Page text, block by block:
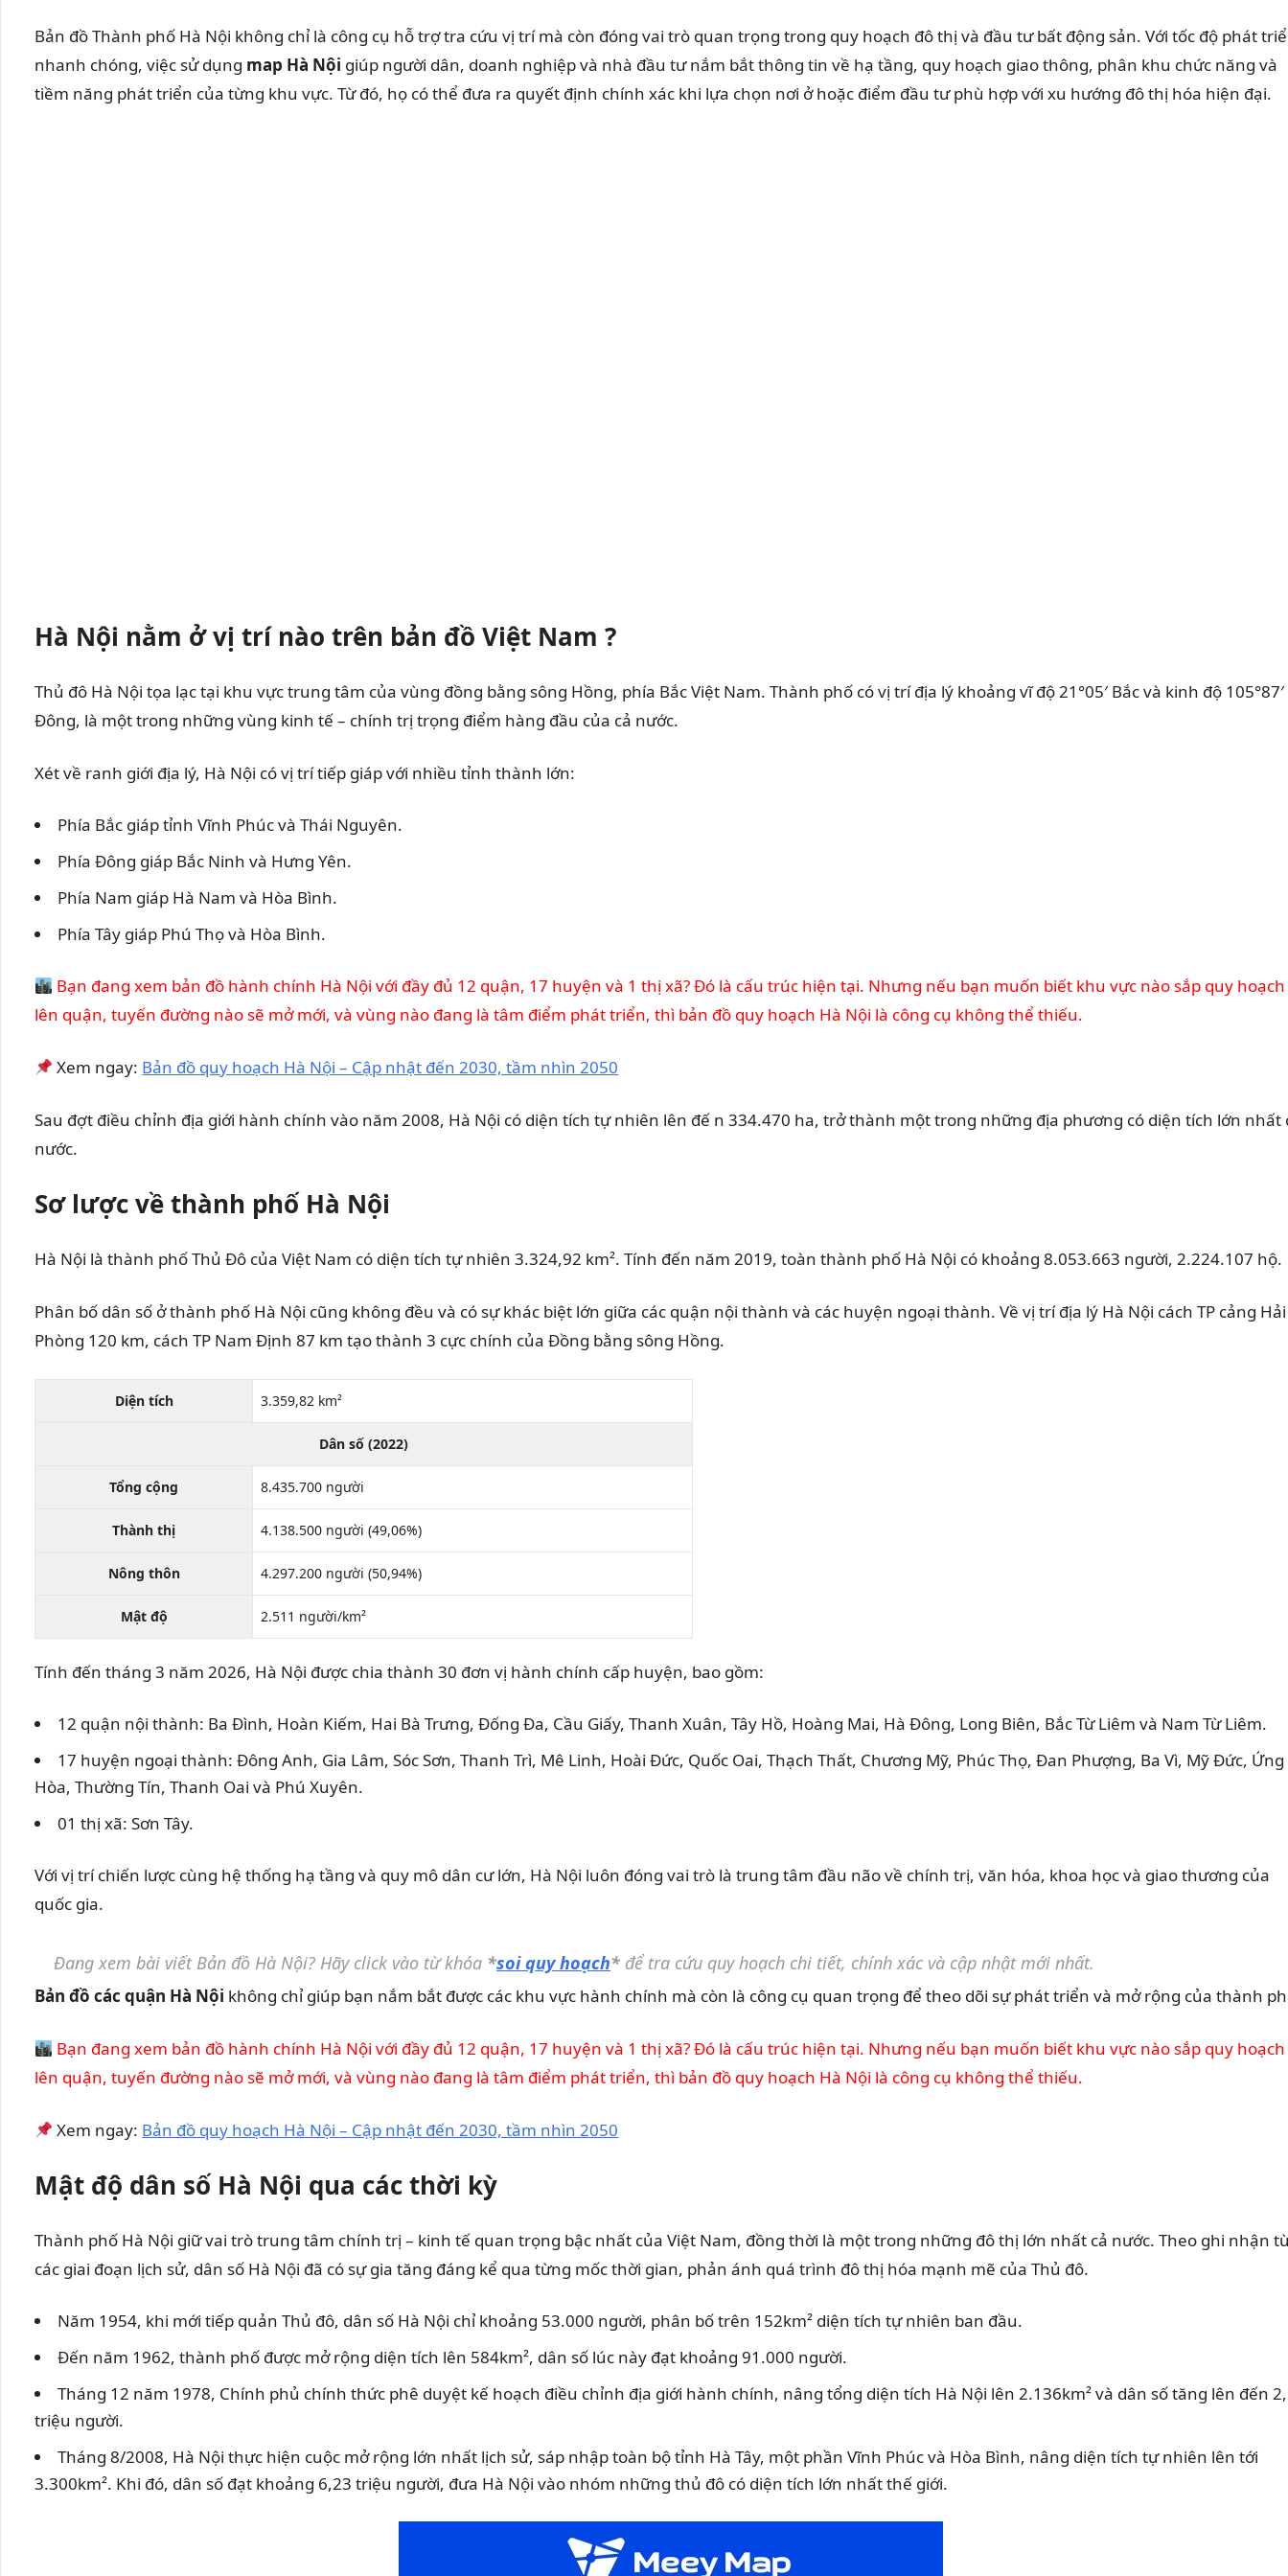
Bản đồ Thành phố Hà Nội không chỉ là công cụ hỗ trợ tra cứu vị trí mà còn đóng vai trò quan trọng trong quy hoạch đô thị và đầu tư bất động sản. Với tốc độ phát
nhanh chóng, việc sử dụng map Hà Nội giúp người dân, doanh nghiệp và nhà đầu tư nắm bắt thông tin về hạ tầng, quy hoạch giao thông, phân khu chức năng và
tiềm năng phát triển của từng khu vực. Từ đó, họ có thể đưa ra quyết định chính xác khi lựa chọn nơi ở hoặc điểm đầu tư phù hợp với xu hướng đô thị hóa hiện đại.
Hà Nội nằm ở vị trí nào trên bản đồ Việt Nam ?
Thủ đô Hà Nội tọa lạc tại khu vực trung tâm của vùng đồng bằng sông Hồng, phía Bắc Việt Nam. Thành phố có vị trí địa lý khoảng vĩ độ 21°05′ Bắc và kinh độ 105°87′
Đông, là một trong những vùng kinh tế – chính trị trọng điểm hàng đầu của cả nước.
Xét về ranh giới địa lý, Hà Nội có vị trí tiếp giáp với nhiều tỉnh thành lớn:
Phía Bắc giáp tỉnh Vĩnh Phúc và Thái Nguyên.
Phía Đông giáp Bắc Ninh và Hưng Yên.
Phía Nam giáp Hà Nam và Hòa Bình.
Phía Tây giáp Phú Thọ và Hòa Bình.
Bạn đang xem bản đồ hành chính Hà Nội với đầy đủ 12 quận, 17 huyện và 1 thị xã? Đó là cấu trúc hiện tại. Nhưng nếu bạn muốn biết khu vực nào sắp quy hoạch
lên quận, tuyến đường nào sẽ mở mới, và vùng nào đang là tâm điểm phát triển, thì bản đồ quy hoạch Hà Nội là công cụ không thể thiếu.
Xem ngay: Bản đồ quy hoạch Hà Nội – Cập nhật đến 2030, tầm nhìn 2050
Sau đợt điều chỉnh địa giới hành chính vào năm 2008, Hà Nội có diện tích tự nhiên lên đế n 334.470 ha, trở thành một trong những địa phương có diện tích lớn nhất
nước.
Sơ lược về thành phố Hà Nội
Hà Nội là thành phố Thủ Đô của Việt Nam có diện tích tự nhiên 3.324,92 km². Tính đến năm 2019, toàn thành phố Hà Nội có khoảng 8.053.663 người, 2.224.107 hộ.
Phân bố dân số ở thành phố Hà Nội cũng không đều và có sự khác biệt lớn giữa các quận nội thành và các huyện ngoại thành. Về vị trí địa lý Hà Nội cách TP cảng Hải
Phòng 120 km, cách TP Nam Định 87 km tạo thành 3 cực chính của Đồng bằng sông Hồng.
Diện tích 3.359,82 km²
Dân số (2022)
Tổng cộng 8.435.700 người
Thành thị 4.138.500 người (49,06%)
Nông thôn 4.297.200 người (50,94%)
Mật độ 2.511 người/km²
Tính đến tháng 3 năm 2026, Hà Nội được chia thành 30 đơn vị hành chính cấp huyện, bao gồm:
12 quận nội thành: Ba Đình, Hoàn Kiếm, Hai Bà Trưng, Đống Đa, Cầu Giấy, Thanh Xuân, Tây Hồ, Hoàng Mai, Hà Đông, Long Biên, Bắc Từ Liêm và Nam Từ Liêm.
17 huyện ngoại thành: Đông Anh, Gia Lâm, Sóc Sơn, Thanh Trì, Mê Linh, Hoài Đức, Quốc Oai, Thạch Thất, Chương Mỹ, Phúc Thọ, Đan Phượng, Ba Vì, Mỹ Đức, Ứng
Hòa, Thường Tín, Thanh Oai và Phú Xuyên.
01 thị xã: Sơn Tây.
Với vị trí chiến lược cùng hệ thống hạ tầng và quy mô dân cư lớn, Hà Nội luôn đóng vai trò là trung tâm đầu não về chính trị, văn hóa, khoa học và giao thương của
quốc gia.
Đang xem bài viết Bản đồ Hà Nội? Hãy click vào từ khóa *soi quy hoạch* để tra cứu quy hoạch chi tiết, chính xác và cập nhật mới nhất.
Bản đồ các quận Hà Nội không chỉ giúp bạn nắm bắt được các khu vực hành chính mà còn là công cụ quan trọng để theo dõi sự phát triển và mở rộng của thành
Bạn đang xem bản đồ hành chính Hà Nội với đầy đủ 12 quận, 17 huyện và 1 thị xã? Đó là cấu trúc hiện tại. Nhưng nếu bạn muốn biết khu vực nào sắp quy hoạch
lên quận, tuyến đường nào sẽ mở mới, và vùng nào đang là tâm điểm phát triển, thì bản đồ quy hoạch Hà Nội là công cụ không thể thiếu.
Xem ngay: Bản đồ quy hoạch Hà Nội – Cập nhật đến 2030, tầm nhìn 2050
Mật độ dân số Hà Nội qua các thời kỳ
Thành phố Hà Nội giữ vai trò trung tâm chính trị – kinh tế quan trọng bậc nhất của Việt Nam, đồng thời là một trong những đô thị lớn nhất cả nước. Theo ghi nhận
các giai đoạn lịch sử, dân số Hà Nội đã có sự gia tăng đáng kể qua từng mốc thời gian, phản ánh quá trình đô thị hóa mạnh mẽ của Thủ đô.
Năm 1954, khi mới tiếp quản Thủ đô, dân số Hà Nội chỉ khoảng 53.000 người, phân bố trên 152km² diện tích tự nhiên ban đầu.
Đến năm 1962, thành phố được mở rộng diện tích lên 584km², dân số lúc này đạt khoảng 91.000 người.
Tháng 12 năm 1978, Chính phủ chính thức phê duyệt kế hoạch điều chỉnh địa giới hành chính, nâng tổng diện tích Hà Nội lên 2.136km² và dân số tăng lên đến
triệu người.
Tháng 8/2008, Hà Nội thực hiện cuộc mở rộng lớn nhất lịch sử, sáp nhập toàn bộ tỉnh Hà Tây, một phần Vĩnh Phúc và Hòa Bình, nâng diện tích tự nhiên lên tới
3.300km². Khi đó, dân số đạt khoảng 6,23 triệu người, đưa Hà Nội vào nhóm những thủ đô có diện tích lớn nhất thế giới.